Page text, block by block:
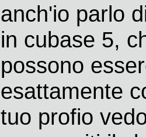
anch'io parlo
in cubase 5,
possono
esattamente
tuo profio